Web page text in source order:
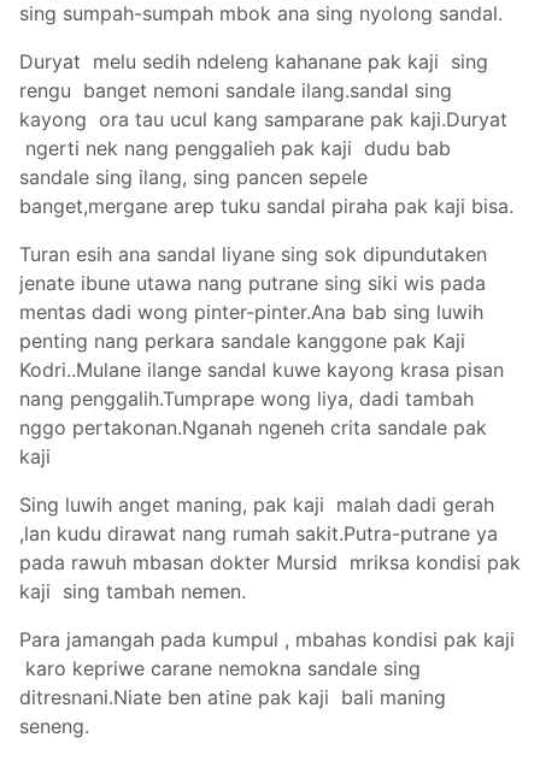
sing sumpah-sumpah mbok ana sing nyolong sandal.
Duryat melu sedih ndeleng kahanane pak kaji sing
rengu banget nemoni sandale ilang.sandal sing
kayong ora tau ucul kang samparane pak kaji.Duryat
ngerti nek nang penggalieh pak kaji dudu bab
sandale sing ilang, sing pancen sepele
banget,mergane arep tuku sandal piraha pak kaji bisa.
Turan esih ana sandal liyane sing sok dipundutaken
jenate ibune utawa nang putrane sing siki wis pada
mentas dadi wong pinter-pinter.Ana bab sing luwih
penting nang perkara sandale kanggone pak Kaji
Kodri..Mulane ilange sandal kuwe kayong krasa pisan
nang penggalih.Tumprape wong liya, dadi tambah
nggo pertakonan.Nganah ngeneh crita sandale pak
kaji
Sing luwih anget maning, pak kaji malah dadi gerah
,lan kudu dirawat nang rumah sakit.Putra-putrane ya
pada rawuh mbasan dokter Mursid mriksa kondisi pak
kaji sing tambah nemen.
Para jamangah pada kumpul , mbahas kondisi pak kaji
karo kepriwe carane nemokna sandale sing
ditresnani.Niate ben atine pak kaji bali maning
seneng.